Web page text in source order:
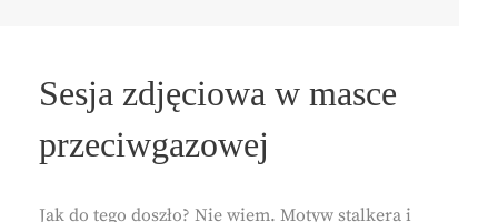
Sesja zdjęciowa w masce
przeciwgazowej
Jak do tego doszło? Nie wiem. Motyw stalkera i